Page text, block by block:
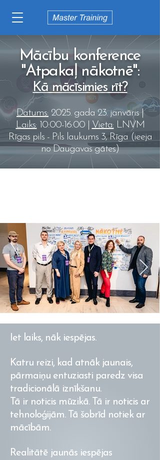
Mācību konference
"Atpakaļ nākotnē":
Kā mācīsimies rīt?
Datums: 2025. gada 23. janvāris |
Laiks:10:00-16:00 | Vieta:LNVM
Rīgas pils - Pils laukums 3, Rīga (ieeja
no Daugavas gātes)
Iet laiks, nāk iespējas.
Katru reizi, kad atnāk jaunais,
pārmaiņu entuziasti paredz visa
tradicionālā iznīkšanu.
Tā ir noticis mūzikā. Tā ir noticis ar
tehnoloģijām. Tā šobrīd notiek ar
mācībām.
Realitātē jaunās iespējas